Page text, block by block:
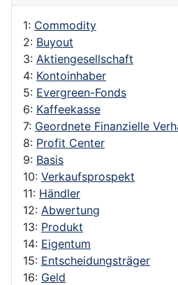
1: Commodity
2: Buyout
3: Aktiengesellschaft
4: Kontoinhaber
5: Evergreen-Fonds
6: Kaffeekasse
7: Geordnete Finanzielle
8: Profit Center
9: Basis
10: Verkaufsprospekt
11: Händler
12: Abwertung
13: Produkt
14: Eigentum
15: Entscheidungsträger
16: Geld